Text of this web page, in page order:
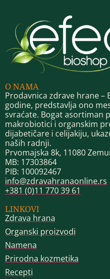
O NAMA
Prodavnica zdrave hrane –
godine, predstavlja ono
svraćate. Bogat asortiman
makrobiotici i organskim
dijabetičare i celijakiju,
naših radnji.
Prvomajska 8k, 11080
MB: 17303864
PIB: 100092467
info@zdravahranaonline.rs
+381 (0)11 770 39 61
LINKOVI
Zdrava hrana
Organski proizvodi
Namena
Prirodna kozmetika
Recepti